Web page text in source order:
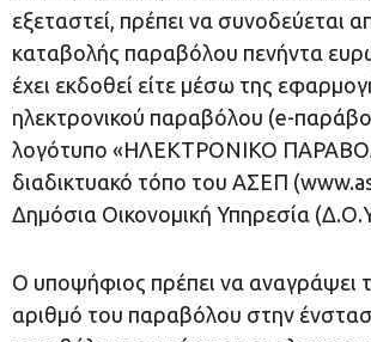
εξεταστεί, πρέπει να συνοδεύεται
καταβολής παραβόλου πενήντα
έχει εκδοθεί είτε μέσω της
ηλεκτρονικού παραβόλου (e-
λογότυπο «ΗΛΕΚΤΡΟΝΙΚΟ
διαδικτυακό τόπο του ΑΣΕΠ
Δημόσια Οικονομική Υπηρεσία
Ο υποψήφιος πρέπει να αναγράψει
αριθμό του παραβόλου στην